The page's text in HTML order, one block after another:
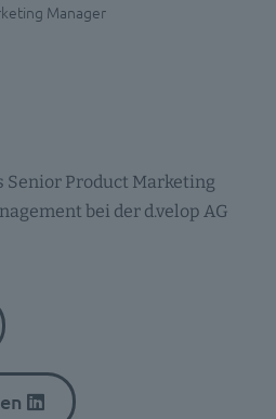
Senior Product Marketing
bei der d.velop AG
Manager